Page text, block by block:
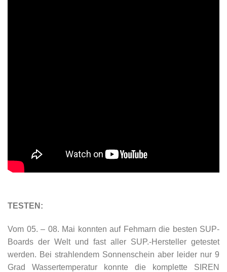
TESTEN:
Vom 05. – 08. Mai konnten auf Fehmarn die besten SUP-
Boards der Welt und fast aller SUP.-Hersteller getestet
werden. Bei strahlendem Sonnenschein aber leider nur 9
Grad Wassertemperatur konnte die komplette SIREN